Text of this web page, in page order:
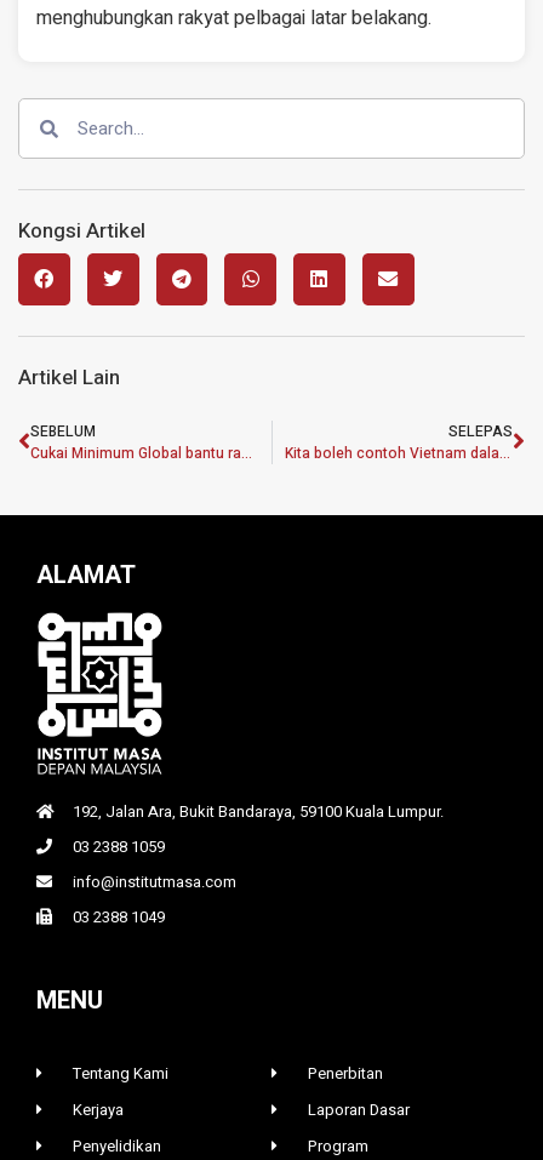
menghubungkan rakyat pelbagai latar belakang.
Kongsi Artikel
Artikel Lain
SEBELUM
Cukai Minimum Global bantu rakyat kecapi kemakmuran bersama
SELEPAS
Kita boleh contoh Vietnam dalam perkasa pendidikan
ALAMAT
192, Jalan Ara, Bukit Bandaraya, 59100 Kuala Lumpur.
03 2388 1059
info@institutmasa.com
03 2388 1049
MENU
Tentang Kami
Kerjaya
Penyelidikan
Penerbitan
Laporan Dasar
Program